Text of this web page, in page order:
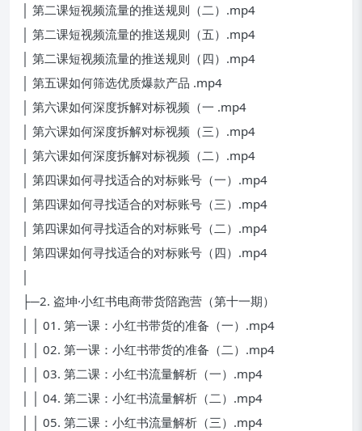
│ 第二课短视频流量的推送规则（二）.mp4
│ 第二课短视频流量的推送规则（五）.mp4
│ 第二课短视频流量的推送规则（四）.mp4
│ 第五课如何筛选优质爆款产品 .mp4
│ 第六课如何深度拆解对标视频（一 .mp4
│ 第六课如何深度拆解对标视频（三）.mp4
│ 第六课如何深度拆解对标视频（二）.mp4
│ 第四课如何寻找适合的对标账号（一）.mp4
│ 第四课如何寻找适合的对标账号（三）.mp4
│ 第四课如何寻找适合的对标账号（二）.mp4
│ 第四课如何寻找适合的对标账号（四）.mp4
├─2. 盗坤·小红书电商带货陪跑营（第十一期）
│ │ 01. 第一课：小红书带货的准备（一）.mp4
│ │ 02. 第一课：小红书带货的准备（二）.mp4
│ │ 03. 第二课：小红书流量解析（一）.mp4
│ │ 04. 第二课：小红书流量解析（二）.mp4
│ │ 05. 第二课：小红书流量解析（三）.mp4